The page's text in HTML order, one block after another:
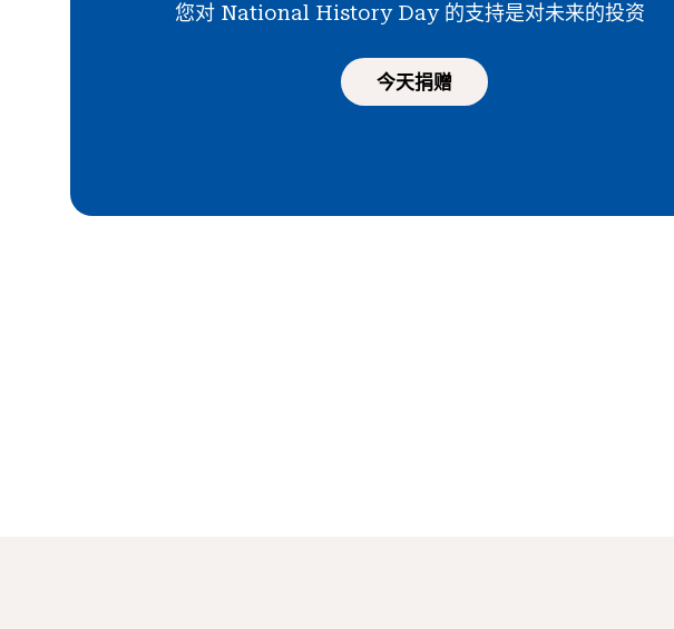
您对 National History Day 的支持是对未来的投资
今天捐赠